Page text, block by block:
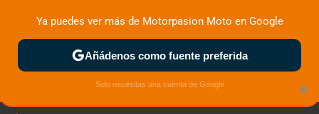
ZONA DE PRUEBAS DEPORTIVAS MOTOS ELÉCTRICAS
×
Ya puedes ver más de Motorpasion Moto en Google
Añádenos como fuente preferida
Solo necesitas una cuenta de Google